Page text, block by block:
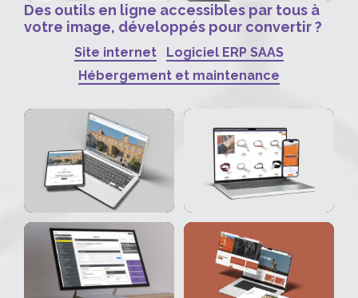
Des outils en ligne accessibles par tous à
votre image, développés pour convertir ?
Site internet
Logiciel ERP SAAS
Hébergement et maintenance